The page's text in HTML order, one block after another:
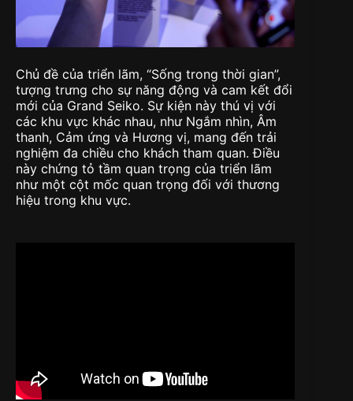
Chủ đề của triển lãm, “Sống trong thời gian”,
tượng trưng cho sự năng động và cam kết đổi
mới của Grand Seiko. Sự kiện này thú vị với
các khu vực khác nhau, như Ngắm nhìn, Âm
thanh, Cảm ứng và Hương vị, mang đến trải
nghiệm đa chiều cho khách tham quan. Điều
này chứng tỏ tầm quan trọng của triển lãm
như một cột mốc quan trọng đối với thương
hiệu trong khu vực.